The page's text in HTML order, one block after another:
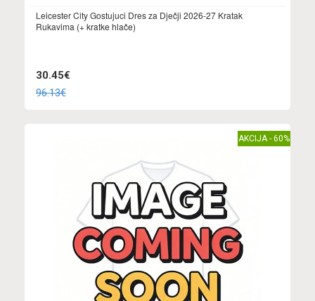
Leicester City Gostujuci Dres za Dječji 2026-27 Kratak
Rukavima (+ kratke hlače)
30.45€
96.13€
AKCIJA - 60%